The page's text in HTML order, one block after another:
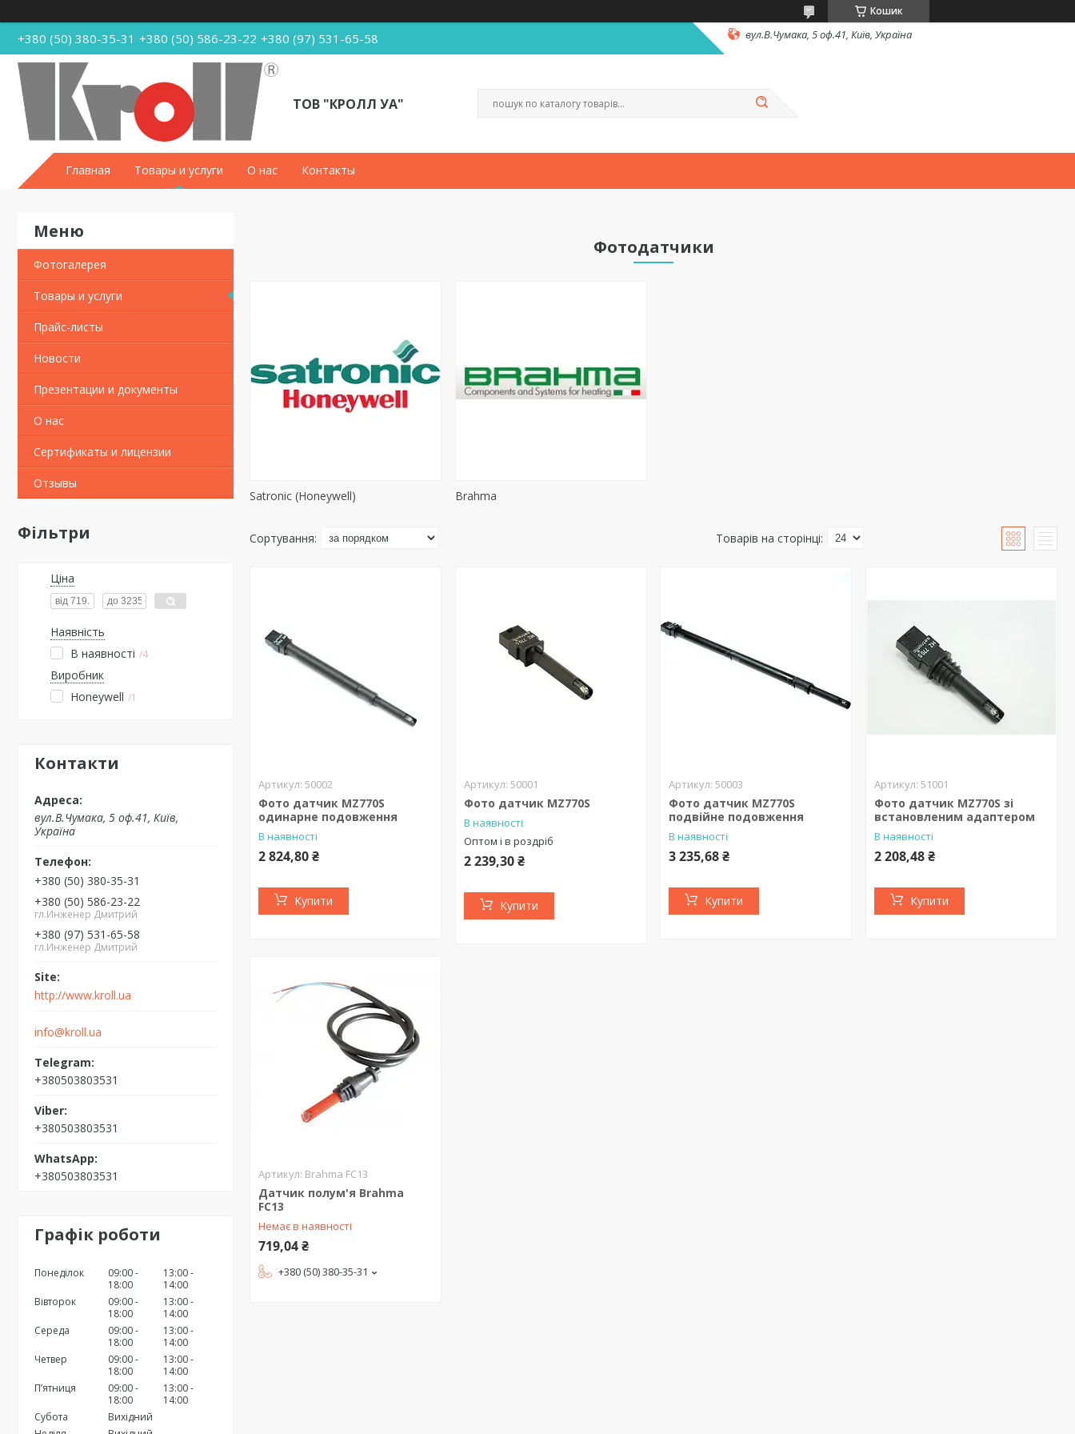
Кошик
+380 (50) 380-35-31 +380 (50) 586-23-22 +380 (97) 531-65-58 вул.В.Чумака, 5 оф.41, Київ, Україна
ТОВ "КРОЛЛ УА"
Главная Товары и услуги О нас Контакты
Фотогалерея
Товары и услуги
Прайс-листы
Новости
Презентации и документы
О нас
Сертификаты и лицензии
Отзывы
Фільтри
Ціна
Наявність
В наявності
4
Виробник
Honeywell
1
Контакти
вул.В.Чумака, 5 оф.41, Київ,
Україна
+380 (50) 380-35-31
+380 (50) 586-23-22
гл.Инженер Дмитрий
+380 (97) 531-65-58
гл.Инженер Дмитрий
http://www.kroll.ua
info@kroll.ua
+380503803531
+380503803531
+380503803531
Графік роботи
Понеділок
09:00
18:00
13:00
14:00
Вівторок
09:00
18:00
13:00
14:00
Середа
09:00
18:00
13:00
14:00
Четвер
09:00
18:00
13:00
14:00
Пʼятниця
09:00
18:00
13:00
14:00
Субота
Вихідний
Фотодатчики
Satronic (Honeywell) Brahma
50002
Фото датчик MZ770S
одинарне подовження
В наявності
2 824,80 ₴
Купити
50001
Фото датчик MZ770S
В наявності
Оптом і в роздріб
2 239,30 ₴
Купити
50003
Фото датчик MZ770S
подвійне подовження
В наявності
3 235,68 ₴
Купити
51001
Фото датчик MZ770S зі
встановленим адаптером
В наявності
2 208,48 ₴
Купити
Brahma FC13
Датчик полум'я Brahma
FC13
Немає в наявності
719,04 ₴
+380 (50) 380-35-31